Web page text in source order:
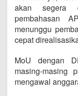
akan segera
pembahasan
menunggu
cepat
MoU dengan
masing-masing
mengawal